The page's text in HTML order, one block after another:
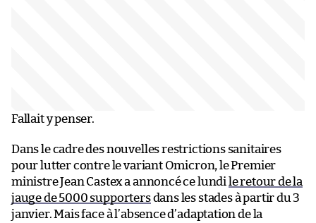
Fallait y penser.
Dans le cadre des nouvelles restrictions sanitaires
pour lutter contre le variant Omicron, le Premier
ministre Jean Castex a annoncé ce lundi le retour de la
jauge de 5000 supportersdans les stades à partir du 3
janvier. Mais face à l’absence d’adaptation de la